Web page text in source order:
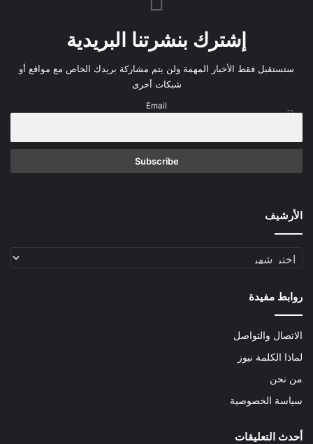
إشترك بنشرتنا البريدية
ستستقبل فقط الأخبار المهمة ولن يتم مشاركة بريدك الخاص مع مواقع أو
شبكات أخرى
Email
الأرشيف
الأرشيف
روابط مفيدة
الاتصال والتواصل
لماذا الكلمة نيوز
من نحن
سياسة الخصوصية
أحدث التعليقات